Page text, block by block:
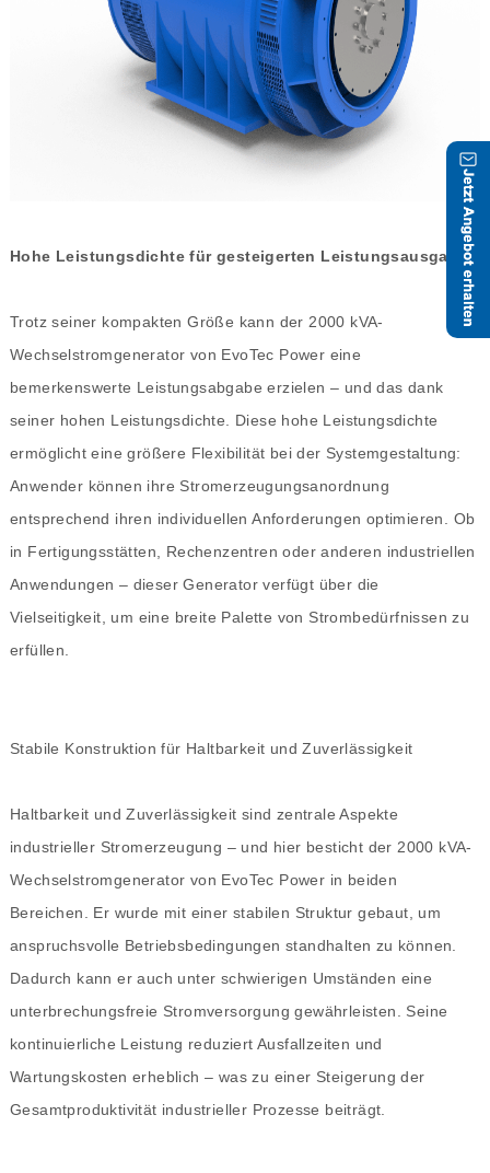
Hohe Leistungsdichte für gesteigerten Leistungsausgang
Trotz seiner kompakten Größe kann der 2000 kVA-
Wechselstromgenerator von EvoTec Power eine
bemerkenswerte Leistungsabgabe erzielen – und das dank
seiner hohen Leistungsdichte. Diese hohe Leistungsdichte
ermöglicht eine größere Flexibilität bei der Systemgestaltung:
Anwender können ihre Stromerzeugungsanordnung
entsprechend ihren individuellen Anforderungen optimieren. Ob
in Fertigungsstätten, Rechenzentren oder anderen industriellen
Anwendungen – dieser Generator verfügt über die
Vielseitigkeit, um eine breite Palette von Strombedürfnissen zu
erfüllen.
Stabile Konstruktion für Haltbarkeit und Zuverlässigkeit
Haltbarkeit und Zuverlässigkeit sind zentrale Aspekte
industrieller Stromerzeugung – und hier besticht der 2000 kVA-
Wechselstromgenerator von EvoTec Power in beiden
Bereichen. Er wurde mit einer stabilen Struktur gebaut, um
anspruchsvolle Betriebsbedingungen standhalten zu können.
Dadurch kann er auch unter schwierigen Umständen eine
unterbrechungsfreie Stromversorgung gewährleisten. Seine
kontinuierliche Leistung reduziert Ausfallzeiten und
Wartungskosten erheblich – was zu einer Steigerung der
Gesamtproduktivität industrieller Prozesse beiträgt.